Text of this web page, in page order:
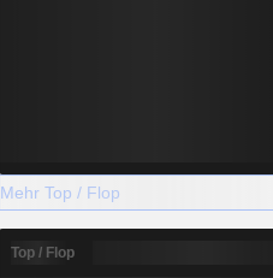
Mehr Top / Flop
Top / Flop